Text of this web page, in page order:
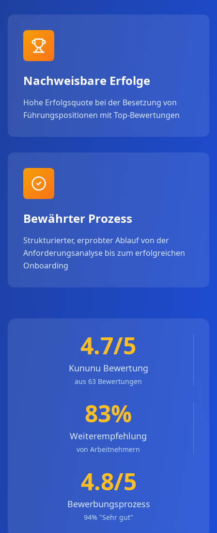
Nachweisbare Erfolge
Hohe Erfolgsquote bei der Besetzung von
Führungspositionen mit Top-Bewertungen
Bewährter Prozess
Strukturierter, erprobter Ablauf von der
Anforderungsanalyse bis zum erfolgreichen
Onboarding
4.7/5
Kununu Bewertung
aus 63 Bewertungen
83%
Weiterempfehlung
von Arbeitnehmern
4.8/5
Bewerbungsprozess
94% "Sehr gut"